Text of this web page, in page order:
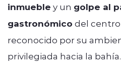
inmueble y un golpe al
gastronómico del
reconocido por su
privilegiada hacia la bahía.